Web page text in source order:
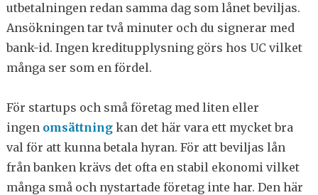
utbetalningen redan samma dag som lånet beviljas.
Ansökningen tar två minuter och du signerar med
bank-id. Ingen kreditupplysning görs hos UC vilket
många ser som en fördel.
För startups och små företag med liten eller
ingen omsättningkan det här vara ett mycket bra
val för att kunna betala hyran. För att beviljas lån
från banken krävs det ofta en stabil ekonomi vilket
många små och nystartade företag inte har. Den här